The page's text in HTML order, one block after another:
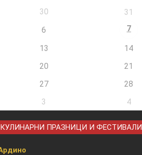
30 31
6 7
13 14
20 21
27 28
3 4
ПРАЗНИЦИ И ФЕСТИВАЛИ